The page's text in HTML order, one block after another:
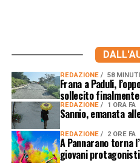
REDAZIONE 58 MINUTI
Frana a Paduli,
sollecito
REDAZIONE 1 ORA FA
Sannio, emanata
REDAZIONE 2 ORE FA
A Pannarano torna
giovani